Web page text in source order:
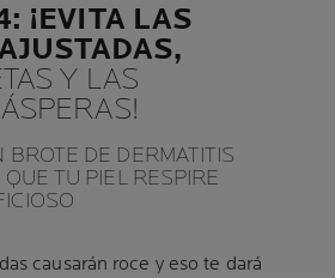
¡EVITA LAS
Y LAS
BROTE DE DERMATITIS
TU PIEL RESPIRE
causarán roce y eso te dará